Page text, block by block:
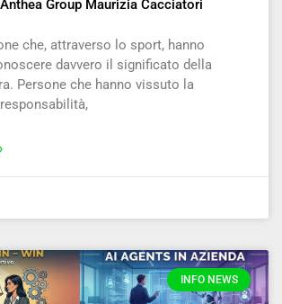
Group Maurizia Cacciatori
che, attraverso lo sport, hanno
davvero il significato della
Persone che hanno vissuto la
INFO NEWS